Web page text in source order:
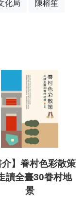
化局 陳榕笙
介】眷村色彩散策
讀全臺30眷村地
景